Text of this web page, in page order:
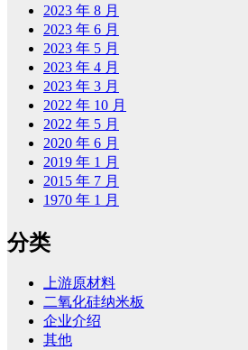
2023 年 8 月
2023 年 6 月
2023 年 5 月
2023 年 4 月
2023 年 3 月
2022 年 10 月
2022 年 5 月
2020 年 6 月
2019 年 1 月
2015 年 7 月
1970 年 1 月
分类
上游原材料
二氧化硅纳米板
企业介绍
其他